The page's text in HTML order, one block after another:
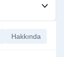
Hakkında